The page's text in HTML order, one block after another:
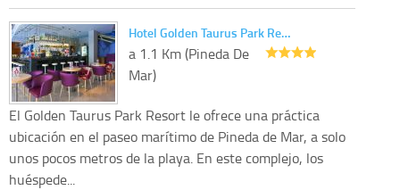
Hotel Golden Taurus Park Re…
a 1.1 Km (Pineda De
Mar)
El Golden Taurus Park Resort le ofrece una práctica
ubicación en el paseo marítimo de Pineda de Mar, a solo
unos pocos metros de la playa. En este complejo, los
huéspede...